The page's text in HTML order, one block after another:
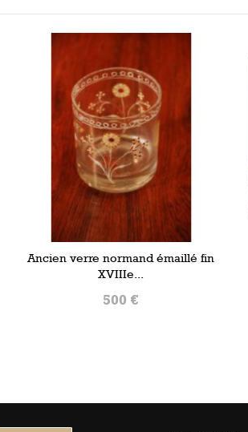
Ancien verre normand émaillé fin
XVIIIe...
500 €